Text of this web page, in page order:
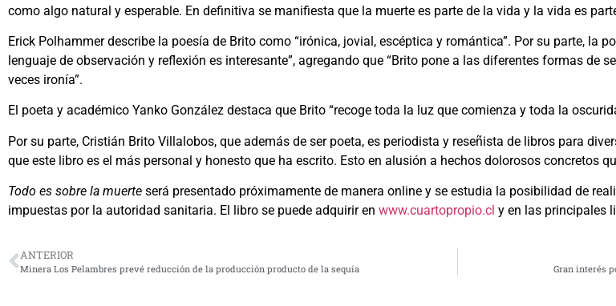
como algo natural y esperable. En definitiva se manifiesta que la muerte es parte de la vida y la vida es
Erick Polhammer describe la poesía de Brito como “irónica, jovial, escéptica y romántica”. Por su parte, la
lenguaje de observación y reflexión es interesante”, agregando que “Brito pone a las diferentes formas de
veces ironía”.
El poeta y académico Yanko González destaca que Brito “recoge toda la luz que comienza y toda la
Por su parte, Cristián Brito Villalobos, que además de ser poeta, es periodista y reseñista de libros para
que este libro es el más personal y honesto que ha escrito. Esto en alusión a hechos dolorosos concretos
Todo es sobre la muerte será presentado próximamente de manera online y se estudia la posibilidad de
impuestas por la autoridad sanitaria. El libro se puede adquirir en www.cuartopropio.cl y en las principales
ANTERIOR
Minera Los Pelambres prevé reducción de la producción producto de la sequía Gran interés